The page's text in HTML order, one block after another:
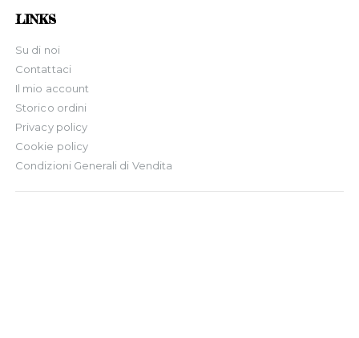
LINKS
Su di noi
Contattaci
Il mio account
Storico ordini
Privacy policy
Cookie policy
Condizioni Generali di Vendita